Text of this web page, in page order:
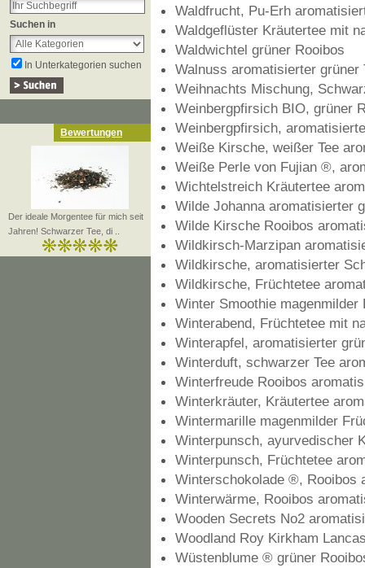
Suchen in
In Unterkategorien suchen
Bewertungen
Der ideale Morgentee für mich seit
Jahren! Schwarzer Tee, di ..
Waldfrucht, Pu-Erh
Waldgeflüster Kräutertee mit
Waldwichtel grüner Rooibos
Walnuss aromatisierter grüner
Weihnachts Mischung,
Weinbergpfirsich BIO, grüner
Weinbergpfirsich,
Weiße Kirsche, weißer Tee
Weiße Perle von Fujian ®,
Wichtelstreich Kräutertee
Wilde Johanna aromatisierter
Wilde Kirsche Rooibos
Wildkirsch-Marzipan
Wildkirsche, aromatisierter
Wildkirsche, Früchtetee
Winter Smoothie
Winterabend, Früchtetee mit
Winterapfel, aromatisierter
Winterduft, schwarzer Tee
Winterfreude Rooibos
Winterkräuter, Kräutertee
Wintermarille magenmilder
Winterpunsch, ayurvedischer
Winterpunsch, Früchtetee
Winterschokolade ®, Rooibos
Winterwärme, Rooibos
Wooden Secrets No2
Woodland Roy Kirkham
Wüstenblume ® grüner